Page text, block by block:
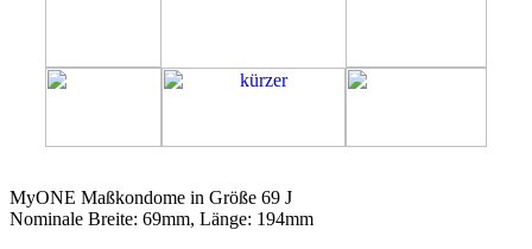
MyONE Maßkondome in Größe 69 J
Nominale Breite: 69mm, Länge: 194mm